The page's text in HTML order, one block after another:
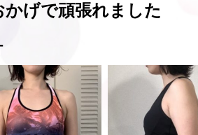
かげで頑張れました